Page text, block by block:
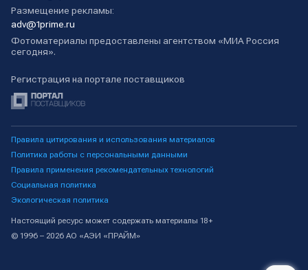
Размещение рекламы:
adv@1prime.ru
Фотоматериалы предоставлены агентством «МИА Россия
сегодня».
Регистрация на портале поставщиков
Правила цитирования и использования материалов
Политика работы с персональными данными
Правила применения рекомендательных технологий
Социальная политика
Экологическая политика
Настоящий ресурс может содержать материалы 18+
© 1996 – 2026 АО «АЭИ «ПРАЙМ»